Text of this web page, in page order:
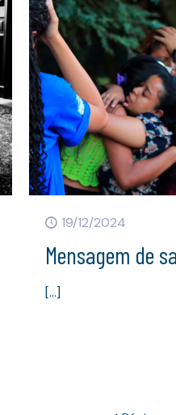
19/12/2024
Mensagem de
[…]